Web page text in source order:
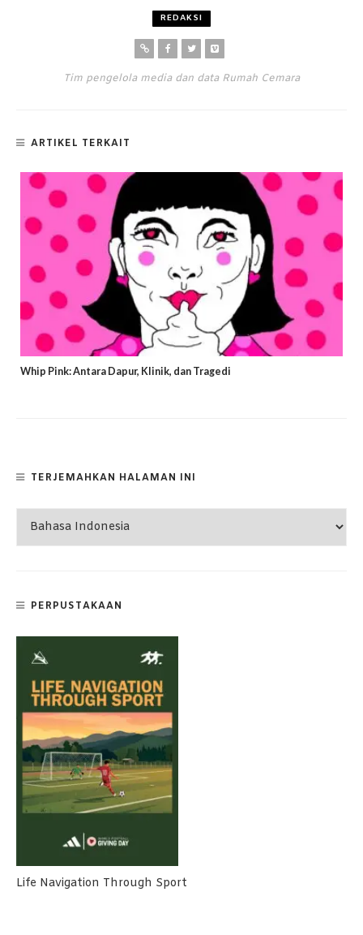
REDAKSI
Tim pengelola media dan data Rumah Cemara
ARTIKEL TERKAIT
Whip Pink: Antara Dapur, Klinik, dan Tragedi
TERJEMAHKAN HALAMAN INI
PERPUSTAKAAN
Life Navigation Through Sport